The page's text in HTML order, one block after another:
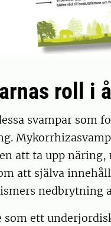
roll i
svampar som
att ta upp
att själva
nedbrytning
ett